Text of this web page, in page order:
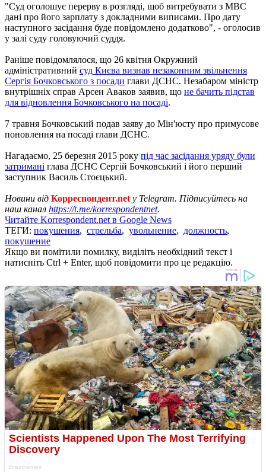
"Суд оголошує перерву в розгляді, щоб витребувати з МВС
дані про його зарплату з докладними виписами. Про дату
наступного засідання буде повідомлено додатково", - оголосив
у залі суду головуючий суддя.
Раніше повідомлялося, що 26 квітня Окружний
адміністративний суд Києва визнав незаконним звільнення
Сергія Бочковського з посади глави ДСНС. Незабаром міністр
внутрішніх справ Арсен Аваков заявив, що не бачить підстав
для відновлення Бочковського на посаді.
7 травня Бочковський подав заяву до Мін'юсту про примусове
поновлення на посаді глави ДСНС.
Нагадаємо, 25 березня 2015 року під час засідання уряду були
затримані глава ДСНС Сергій Бочковський і його перший
заступник Василь Стоєцький.
Новини від Корреспондент.net у Telegram. Підписуйтесь на
наш канал https://t.me/korrespondentnet.
Читайте Korrespondent.net в Google News
ТЕГИ: покушения, стрельба, увольнение, должность,
покушение
Якщо ви помітили помилку, виділіть необхідний текст і
натисніть Ctrl + Enter, щоб повідомити про це редакцію.